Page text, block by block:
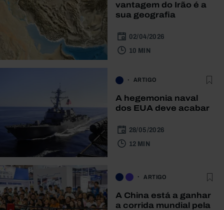
vantagem do Irão é a
sua geografia
02/04/2026
10 MIN
ARTIGO
A hegemonia naval
dos EUA deve acabar
28/05/2026
12 MIN
ARTIGO
A China está a ganhar
a corrida mundial pela